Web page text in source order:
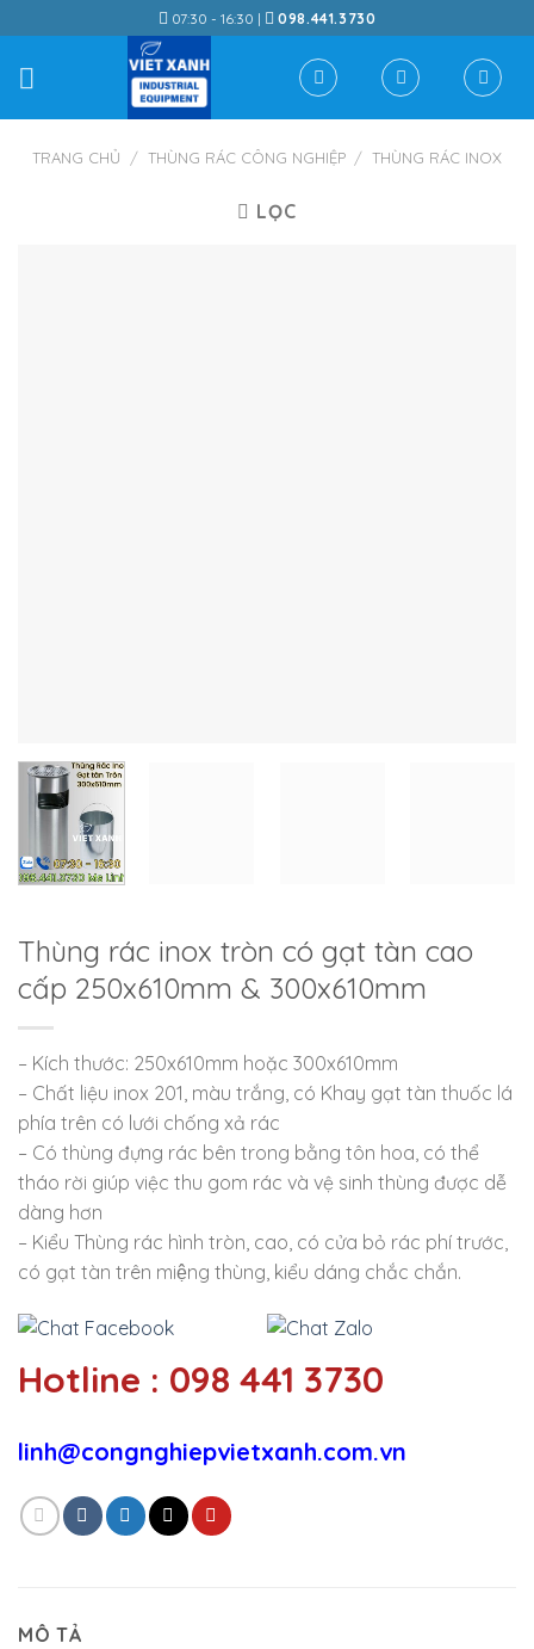
to
content
07:30 - 16:30 | 098.441.3730
TRANG CHỦ / THÙNG RÁC CÔNG NGHIỆP / THÙNG RÁC INOX
LỌC
Thùng rác inox tròn có gạt tàn cao
cấp 250x610mm & 300x610mm
– Kích thước: 250x610mm hoặc 300x610mm
– Chất liệu inox 201, màu trắng, có Khay gạt tàn thuốc lá
phía trên có lưới chống xả rác
– Có thùng đựng rác bên trong bằng tôn hoa, có thể
tháo rời giúp việc thu gom rác và vệ sinh thùng được dễ
dàng hơn
– Kiểu Thùng rác hình tròn, cao, có cửa bỏ rác phí trước,
có gạt tàn trên miệng thùng, kiểu dáng chắc chắn.
Hotline : 098 441 3730
linh@congnghiepvietxanh.com.vn
MÔ TẢ